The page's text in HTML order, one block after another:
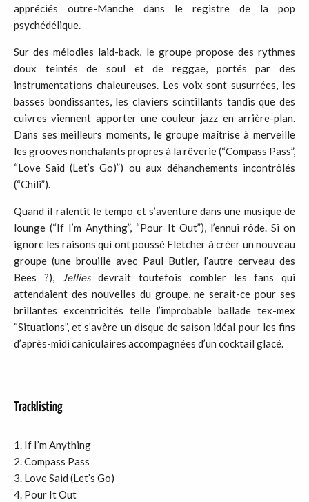
appréciés outre-Manche dans le registre de la pop
psychédélique.
Sur des mélodies laid-back, le groupe propose des rythmes
doux teintés de soul et de reggae, portés par des
instrumentations chaleureuses. Les voix sont susurrées, les
basses bondissantes, les claviers scintillants tandis que des
cuivres viennent apporter une couleur jazz en arrière-plan.
Dans ses meilleurs moments, le groupe maîtrise à merveille
les grooves nonchalants propres à la rêverie (“Compass Pass”,
“Love Said (Let’s Go)”) ou aux déhanchements incontrôlés
(“Chili”).
Quand il ralentit le tempo et s’aventure dans une musique de
lounge (“If I’m Anything”, “Pour It Out”), l’ennui rôde. Si on
ignore les raisons qui ont poussé Fletcher à créer un nouveau
groupe (une brouille avec Paul Butler, l’autre cerveau des
Bees ?), Jelliesdevrait toutefois combler les fans qui
attendaient des nouvelles du groupe, ne serait-ce pour ses
brillantes excentricités telle l’improbable ballade tex-mex
“Situations”, et s’avère un disque de saison idéal pour les fins
d’après-midi caniculaires accompagnées d’un cocktail glacé.
Tracklisting
If I’m Anything
Compass Pass
Love Said (Let’s Go)
Pour It Out